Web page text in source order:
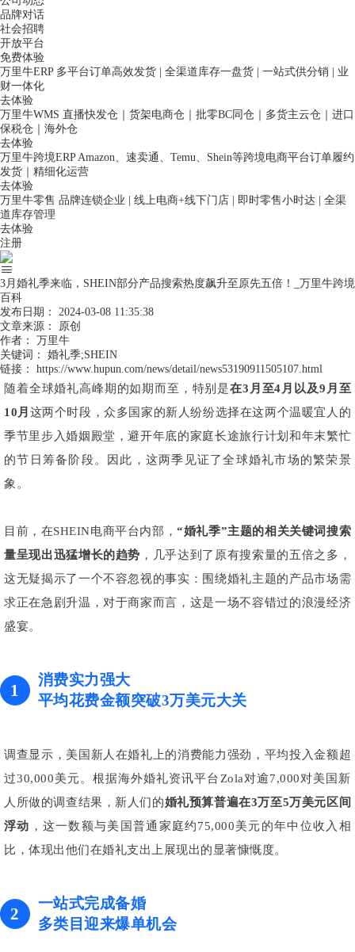
品牌对话
社会招聘
开放平台
免费体验
万里牛ERP 多平台订单高效发货 | 全渠道库存一盘货 | 一站式供分销 | 业
财一体化
去体验
万里牛WMS 直播快发仓｜货架电商仓｜批零BC同仓｜多货主云仓｜进口
保税仓｜海外仓
去体验
万里牛跨境ERP Amazon、速卖通、Temu、Shein等跨境电商平台订单履约
发货｜精细化运营
去体验
万里牛零售 品牌连锁企业 | 线上电商+线下门店 | 即时零售小时达 | 全渠
道库存管理
去体验
注册
3月婚礼季来临，SHEIN部分产品搜索热度飙升至原先五倍！_万里牛跨境
百科
发布日期：
2024-03-08 11:35:38
文章来源：
原创
作者：
万里牛
关键词：
婚礼季;SHEIN
链接：
https://www.hupun.com/news/detail/news53190911505107.html
随着全球婚礼高峰期的如期而至，特别是在3月至4月以及9月至
10月 这两个时段，众多国家的新人纷纷选择在这两个温暖宜人的
季节里步入婚姻殿堂，避开年底的家庭长途旅行计划和年末繁忙
的节日筹备阶段。因此，这两季见证了全球婚礼市场的繁荣景
象。
目前，在SHEIN电商平台内部，“婚礼季”主题的相关关键词搜索
量呈现出迅猛增长的趋势 ，几乎达到了原有搜索量的五倍之多，
这无疑揭示了一个不容忽视的事实：围绕婚礼主题的产品市场需
求正在急剧升温，对于商家而言，这是一场不容错过的浪漫经济
盛宴。
1
消费实力强大
平均花费金额突破3万美元大关
调查显示，美国新人在婚礼上的消费能力强劲，平均投入金额超
过30,000美元。根据海外婚礼资讯平台Zola对逾7,000对美国新
人所做的调查结果，新人们的婚礼预算普遍在3万至5万美元区间
浮动 ，这一数额与美国普通家庭约75,000美元的年中位收入相
比，体现出他们在婚礼支出上展现出的显著慷慨度。
2
一站式完成备婚
多类目迎来爆单机会